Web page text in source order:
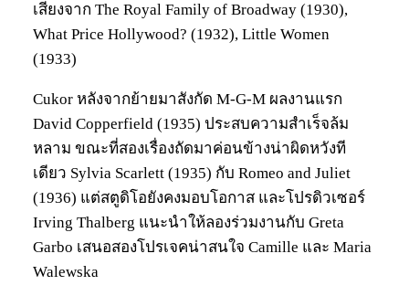
เสียงจาก The Royal Family of Broadway (1930),
What Price Hollywood? (1932), Little Women
(1933)
Cukor หลังจากย้ายมาสังกัด M-G-M ผลงานแรก
David Copperfield (1935) ประสบความสำเร็จล้ม
หลาม ขณะที่สองเรื่องถัดมาค่อนข้างน่าผิดหวังที
เดียว Sylvia Scarlett (1935) กับ Romeo and Juliet
(1936) แต่สตูดิโอยังคงมอบโอกาส และโปรดิวเซอร์
Irving Thalberg แนะนำให้ลองร่วมงานกับ Greta
Garbo เสนอสองโปรเจคน่าสนใจ Camille และ Maria
Walewska